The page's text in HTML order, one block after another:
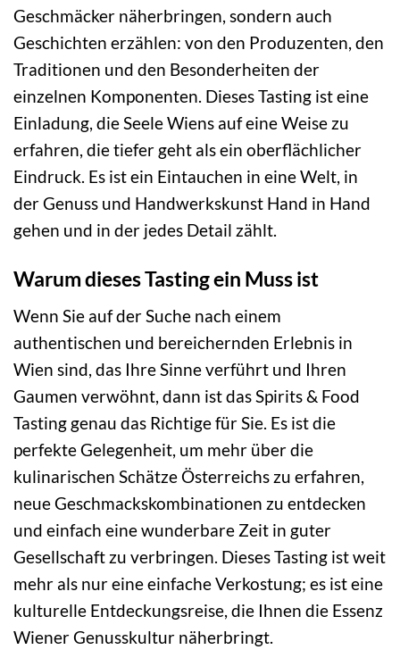
Geschmäcker näherbringen, sondern auch
Geschichten erzählen: von den Produzenten, den
Traditionen und den Besonderheiten der
einzelnen Komponenten. Dieses Tasting ist eine
Einladung, die Seele Wiens auf eine Weise zu
erfahren, die tiefer geht als ein oberflächlicher
Eindruck. Es ist ein Eintauchen in eine Welt, in
der Genuss und Handwerkskunst Hand in Hand
gehen und in der jedes Detail zählt.
Warum dieses Tasting ein Muss ist
Wenn Sie auf der Suche nach einem
authentischen und bereichernden Erlebnis in
Wien sind, das Ihre Sinne verführt und Ihren
Gaumen verwöhnt, dann ist das Spirits & Food
Tasting genau das Richtige für Sie. Es ist die
perfekte Gelegenheit, um mehr über die
kulinarischen Schätze Österreichs zu erfahren,
neue Geschmackskombinationen zu entdecken
und einfach eine wunderbare Zeit in guter
Gesellschaft zu verbringen. Dieses Tasting ist weit
mehr als nur eine einfache Verkostung; es ist eine
kulturelle Entdeckungsreise, die Ihnen die Essenz
Wiener Genusskultur näherbringt.